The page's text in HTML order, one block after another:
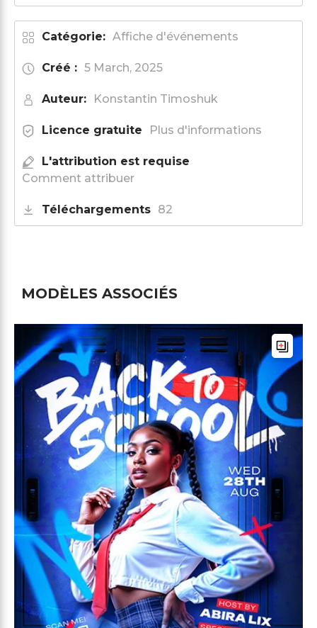
Catégorie: Affiche d'événements
Créé : 5 March, 2025
Auteur: Konstantin Timoshuk
Licence gratuite Plus d'informations
L'attribution est requise
Comment attribuer
Téléchargements 82
MODÈLES ASSOCIÉS